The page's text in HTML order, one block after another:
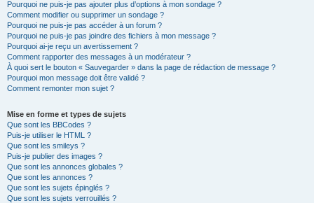
Pourquoi ne puis-je pas ajouter plus d’options à mon sondage ?
Comment modifier ou supprimer un sondage ?
Pourquoi ne puis-je pas accéder à un forum ?
Pourquoi ne puis-je pas joindre des fichiers à mon message ?
Pourquoi ai-je reçu un avertissement ?
Comment rapporter des messages à un modérateur ?
À quoi sert le bouton « Sauvegarder » dans la page de rédaction de message ?
Pourquoi mon message doit être validé ?
Comment remonter mon sujet ?
Mise en forme et types de sujets
Que sont les BBCodes ?
Puis-je utiliser le HTML ?
Que sont les smileys ?
Puis-je publier des images ?
Que sont les annonces globales ?
Que sont les annonces ?
Que sont les sujets épinglés ?
Que sont les sujets verrouillés ?